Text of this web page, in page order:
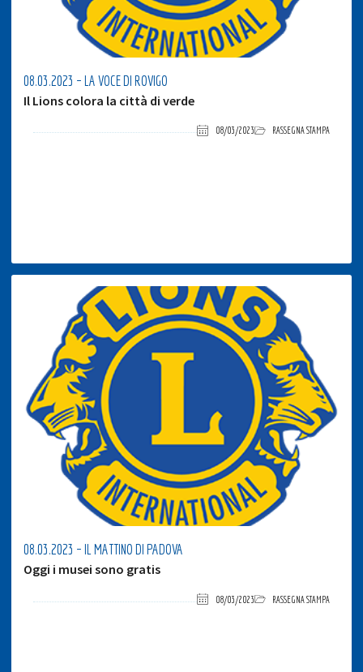
08.03.2023 – LA VOCE DI ROVIGO
Il Lions colora la città di verde
08/03/2023 RASSEGNA STAMPA
08.03.2023 – IL MATTINO DI PADOVA
Oggi i musei sono gratis
08/03/2023 RASSEGNA STAMPA